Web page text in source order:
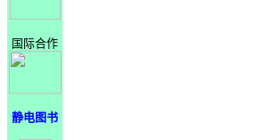
国际合作
静电图书